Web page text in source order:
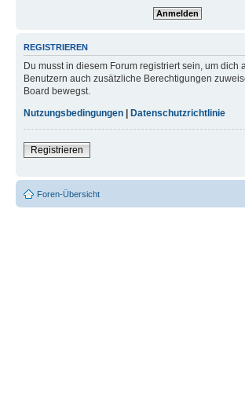
REGISTRIEREN
Du musst in diesem Forum registriert sein, um
Benutzern auch zusätzliche Berechtigungen
Board bewegst.
Nutzungsbedingungen | Datenschutzrichtlinie
Registrieren
Foren-Übersicht